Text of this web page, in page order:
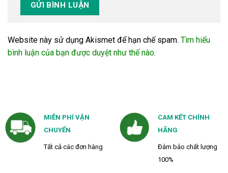
Website này sử dụng Akismet để hạn chế spam. Tìm hiểu
bình luận của bạn được duyệt như thế nào.
MIỄN PHÍ VẬN
CHUYỂN
Tất cả các đơn hàng
CAM KẾT CHÍNH
HÃNG
Đảm bảo chất lượng
100%